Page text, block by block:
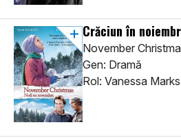
Crăciun în
November
Gen: Dramă
Rol: Vanessa Marks